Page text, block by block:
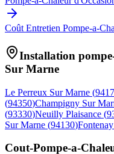
Coût Entretien Pompe-a-
Installation
Sur Marne
Le Perreux Sur Marne (
(94350)Champigny Sur
(93330)Neuilly Plaisance (
Sur Marne (94130)
Cout-Pompe-a-